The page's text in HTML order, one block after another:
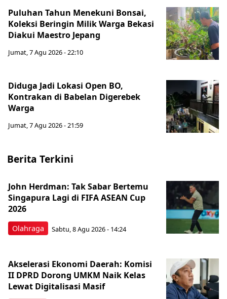
Puluhan Tahun Menekuni Bonsai,
Koleksi Beringin Milik Warga Bekasi
Diakui Maestro Jepang
Jumat, 7 Agu 2026 - 22:10
Diduga Jadi Lokasi Open BO,
Kontrakan di Babelan Digerebek
Warga
Jumat, 7 Agu 2026 - 21:59
Berita Terkini
Olahraga
John Herdman: Tak Sabar Bertemu
Singapura Lagi di FIFA ASEAN Cup
2026
Sabtu, 8 Agu 2026 - 14:24
Akselerasi Ekonomi Daerah: Komisi
II DPRD Dorong UMKM Naik Kelas
Lewat Digitalisasi Masif